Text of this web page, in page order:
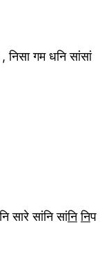
निसा गम धनि सांसां
सारे सांनि सांनि निप